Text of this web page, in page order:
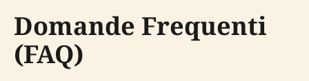
Domande Frequenti
(FAQ)